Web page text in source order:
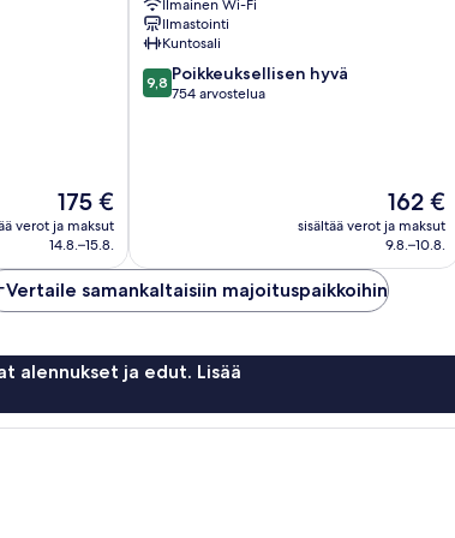
Hinta
on
175 €
175 €
verot ja maksut
14.8.–15.8.
asema
Ilmainen Wi-Fi
Ilmastointi
Kuntosali
9.8
kautta
9,8 Poikkeuksellisen hyvä
754 arvostelua
Hinta
on
162 €
162 €
sisältää verot ja maksut
9.8.–10.8.
Vertaile samankaltaisiin majoituspaikkoihin
alennukset ja edut. Lisää